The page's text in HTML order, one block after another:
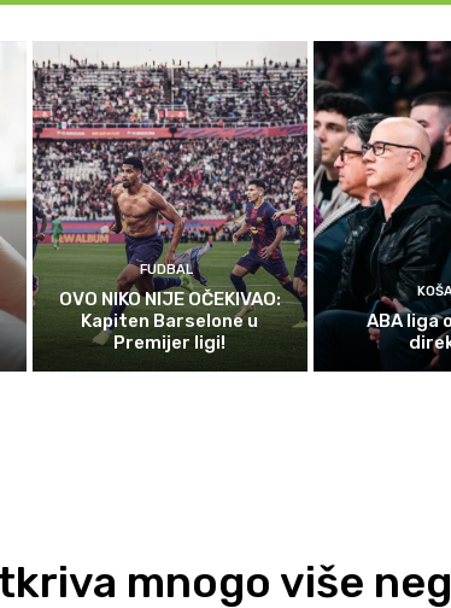
FUDBAL
OVO NIKO NIJE OČEKIVAO:
Kapiten Barselone u
Premijer ligi!
ABA liga